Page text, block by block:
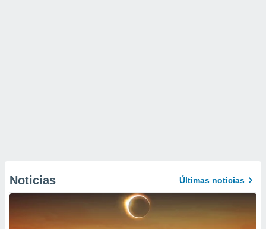
Noticias Últimas noticias